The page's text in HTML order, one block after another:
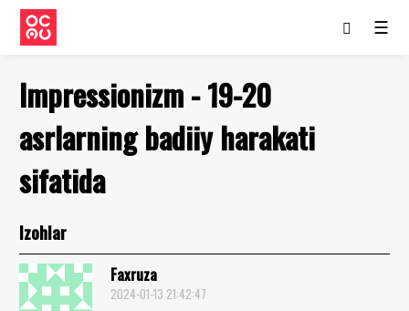
☰
Impressionizm - 19-20
asrlarning badiiy harakati
sifatida
Izohlar
Faxruza
2024-01-13 21:42:47